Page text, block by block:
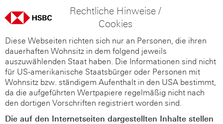
Rechtliche Hinweise /
Cookies
Diese Webseiten richten sich nur an Personen, die ihren
dauerhaften Wohnsitz in dem folgend jeweils
auszuwählenden Staat haben. Die Informationen sind nicht
für US-amerikanische Staatsbürger oder Personen mit
Wohnsitz bzw. ständigem Aufenthalt in den USA bestimmt,
da die aufgeführten Wertpapiere regelmäßig nicht nach
den dortigen Vorschriften registriert worden sind.
Die auf den Internetseiten dargestellten Inhalte stellen